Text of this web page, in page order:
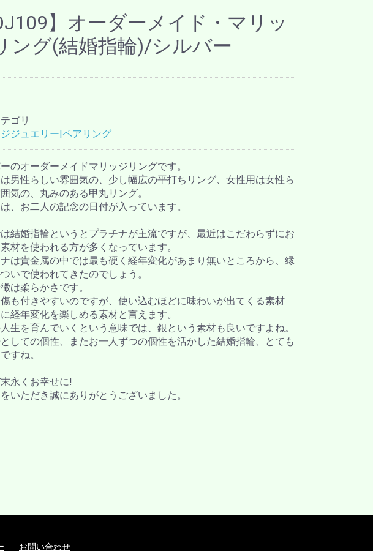
】オーダーメイド・マリッ
ング(結婚指輪)/シルバー
ゴリ
ジュエリー|ペアリング
のオーダーメイドマリッジリングです。
男性らしい雰囲気の、少し幅広の平打ちリング、女性用は女性ら
気の、丸みのある甲丸リング。
、お二人の記念の日付が入っています。
結婚指輪というとプラチナが主流ですが、最近はこだわらずにお
材を使われる方が多くなっています。
は貴金属の中では最も硬く経年変化があまり無いところから、縁
いで使われてきたのでしょう。
は柔らかさです。
も付きやすいのですが、使い込むほどに味わいが出てくる素材
経年変化を楽しめる素材と言えます。
生を育んでいくという意味では、銀という素材も良いですよね。
しての個性、またお一人ずつの個性を活かした結婚指輪、とても
すね。
永くお幸せに!
いただき誠にありがとうございました。
お問い合わせ